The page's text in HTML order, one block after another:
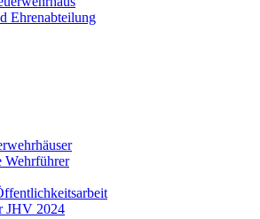
Ehrenabteilung
Wehrführer
JHV 2024